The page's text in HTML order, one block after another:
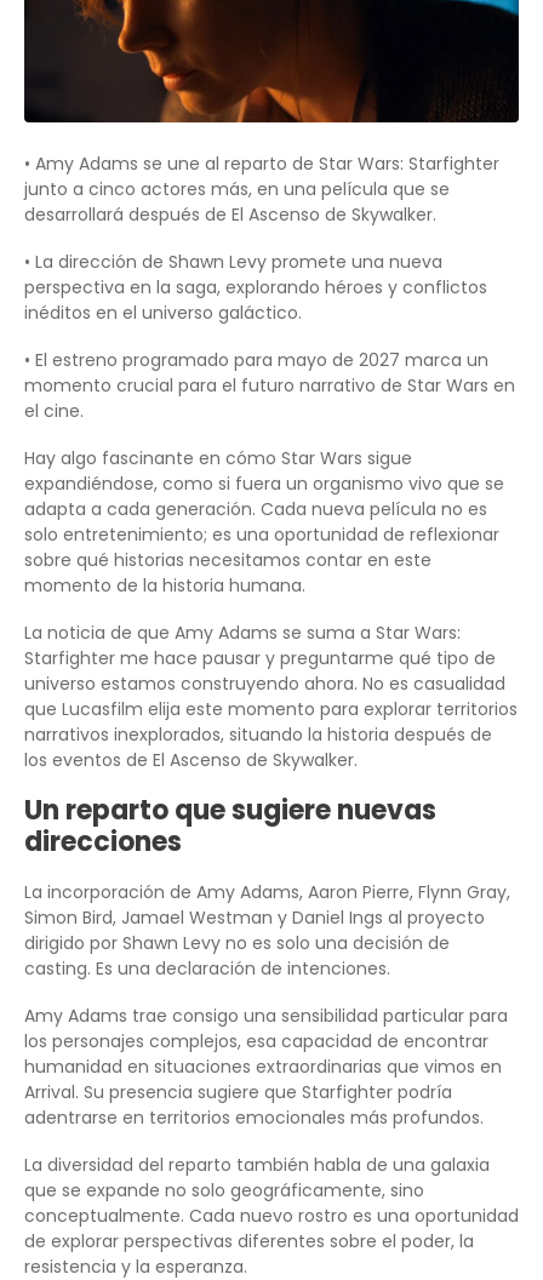
• Amy Adams se une al reparto de Star Wars: Starfighter
junto a cinco actores más, en una película que se
desarrollará después de El Ascenso de Skywalker.
• La dirección de Shawn Levy promete una nueva
perspectiva en la saga, explorando héroes y conflictos
inéditos en el universo galáctico.
• El estreno programado para mayo de 2027 marca un
momento crucial para el futuro narrativo de Star Wars en
el cine.
Hay algo fascinante en cómo Star Wars sigue
expandiéndose, como si fuera un organismo vivo que se
adapta a cada generación. Cada nueva película no es
solo entretenimiento; es una oportunidad de reflexionar
sobre qué historias necesitamos contar en este
momento de la historia humana.
La noticia de que Amy Adams se suma a Star Wars:
Starfighter me hace pausar y preguntarme qué tipo de
universo estamos construyendo ahora. No es casualidad
que Lucasfilm elija este momento para explorar territorios
narrativos inexplorados, situando la historia después de
los eventos de El Ascenso de Skywalker.
Un reparto que sugiere nuevas
direcciones
La incorporación de Amy Adams, Aaron Pierre, Flynn Gray,
Simon Bird, Jamael Westman y Daniel Ings al proyecto
dirigido por Shawn Levy no es solo una decisión de
casting. Es una declaración de intenciones.
Amy Adams trae consigo una sensibilidad particular para
los personajes complejos, esa capacidad de encontrar
humanidad en situaciones extraordinarias que vimos en
Arrival. Su presencia sugiere que Starfighter podría
adentrarse en territorios emocionales más profundos.
La diversidad del reparto también habla de una galaxia
que se expande no solo geográficamente, sino
conceptualmente. Cada nuevo rostro es una oportunidad
de explorar perspectivas diferentes sobre el poder, la
resistencia y la esperanza.